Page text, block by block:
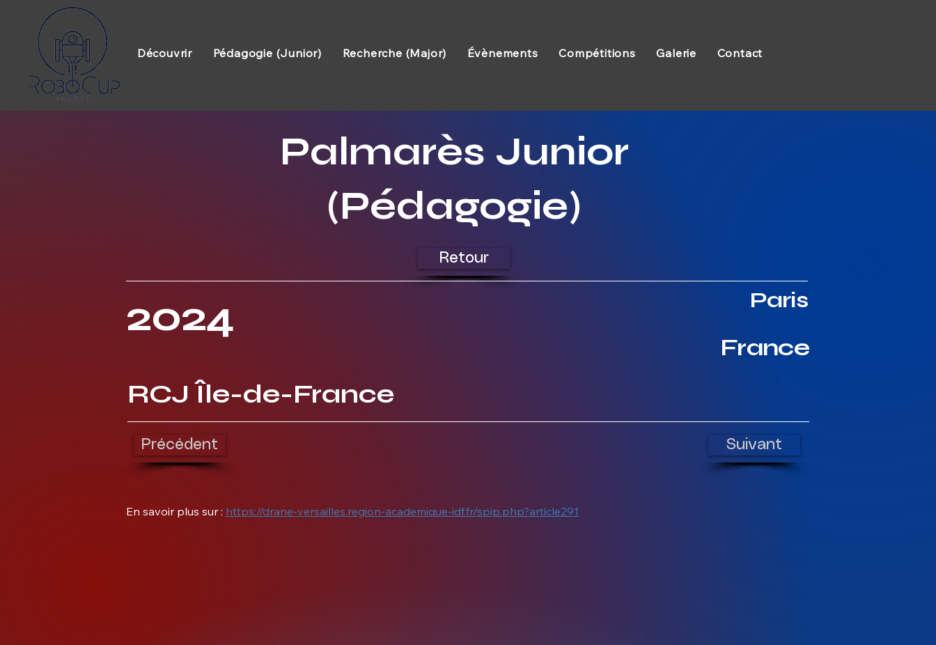
Découvrir Pédagogie (Junior) Recherche (Major) Évènements Compétitions Galerie Contact
Palmarès Junior
(Pédagogie)
Retour
2024 Paris
France
RCJ Île-de-France
Précédent Suivant
En savoir plus sur : https://drane-versailles.region-academique-idf.fr/spip.php?article291